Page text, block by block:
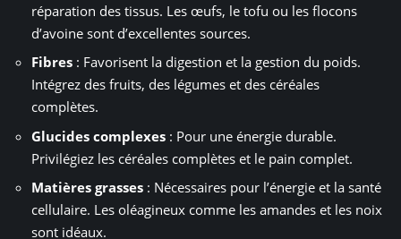
réparation des tissus. Les œufs, le tofu ou les flocons
d’avoine sont d’excellentes sources.
Fibres : Favorisent la digestion et la gestion du poids.
Intégrez des fruits, des légumes et des céréales
complètes.
Glucides complexes : Pour une énergie durable.
Privilégiez les céréales complètes et le pain complet.
Matières grasses : Nécessaires pour l’énergie et la santé
cellulaire. Les oléagineux comme les amandes et les noix
sont idéaux.